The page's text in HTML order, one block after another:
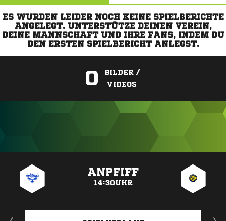
ES WURDEN LEIDER NOCH KEINE SPIELBERICHTE
ANGELEGT. UNTERSTÜTZE DEINEN VEREIN,
DEINE MANNSCHAFT UND IHRE FANS, INDEM DU
DEN ERSTEN SPIELBERICHT ANLEGST.
0
BILDER /
VIDEOS
ANPFIFF
14:30UHR